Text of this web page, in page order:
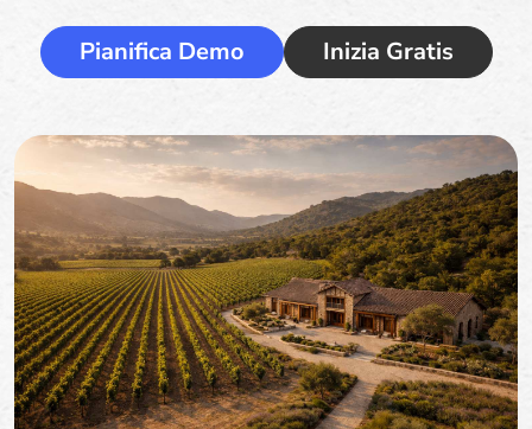
Pianifica Demo Inizia Gratis